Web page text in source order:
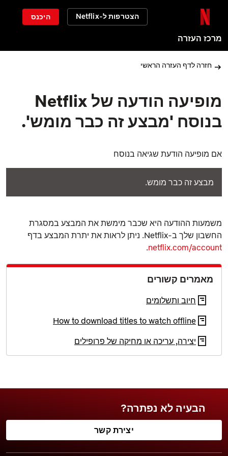
הצטרפות ל-Netflix היכנס
מרכז העזרה
חזרה לדף העזרה הראשי
מופיעה הודעה של Netflix
בנוסח 'מבצע זה כבר מומש'.
אם מופיעה הודעת שגיאה בנוסח
מבצע זה כבר מומש.
משמעות ההודעה היא שכבר מימשת את המבצע במסגרת
החשבון שלך ב‑Netflix. ניתן לראות את יתרת המבצע בדף
netflix.com/account
.
מאמרים קשורים
חיוב ותשלומים
How to download titles to watch offline
יצירה, עריכה או מחיקה של פרופילים
הבעיה לא נפתרה?
יצירת קשר